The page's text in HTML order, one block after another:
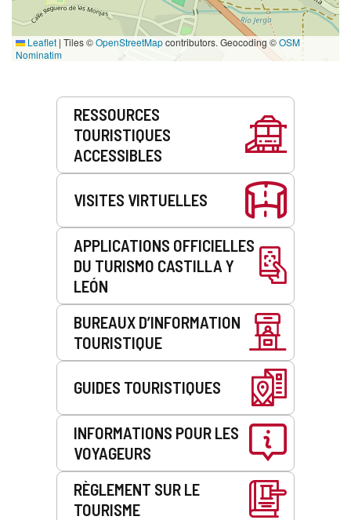
Leaflet | Tiles ©OpenStreetMapcontributors. Geocoding ©OSM
Nominatim
Prestations
RESSOURCES
TOURISTIQUES
ACCESSIBLES
VISITES VIRTUELLES
APPLICATIONS OFFICIELLES
DU TURISMO CASTILLA Y
LEÓN
BUREAUX D’INFORMATION
TOURISTIQUE
GUIDES TOURISTIQUES
INFORMATIONS POUR LES
VOYAGEURS
RÈGLEMENT SUR LE
TOURISME